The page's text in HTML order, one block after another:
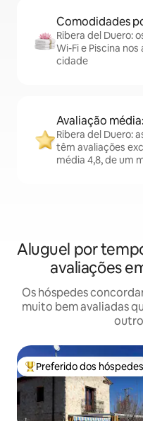
Comodidades
Ribera del Duero:
Wi-Fi e Piscina
cidade
Avaliação
Ribera del Duero:
têm avaliações
média 4,8, de um
Aluguel por
avaliações
Os hóspedes
muito bem avaliadas
Entre os melhores
Preferido dos hóspedes